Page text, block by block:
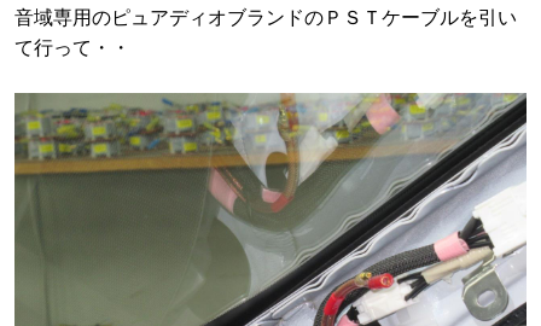
音域専用のピュアディオブランドのＰＳＴケーブルを引い
て行って・・